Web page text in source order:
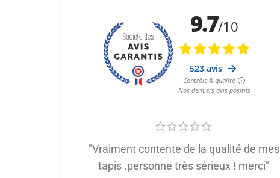
"Vraiment contente de la qualité de mes
tapis .personne très sérieux ! merci"